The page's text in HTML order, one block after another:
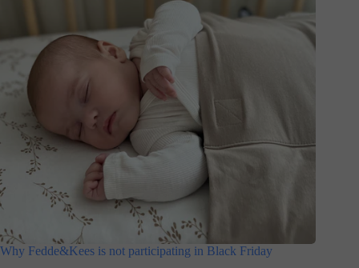
Why Fedde&Kees is not participating in Black Friday